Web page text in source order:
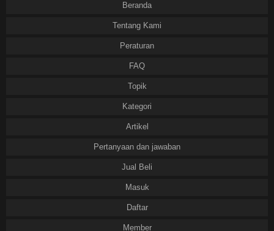
Beranda
Tentang Kami
Peraturan
FAQ
Topik
Kategori
Artikel
Pertanyaan dan jawaban
Jual Beli
Masuk
Daftar
Member